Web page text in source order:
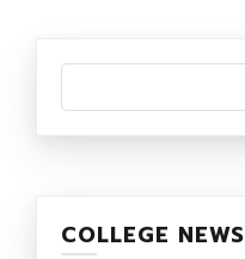
COLLEGE NEWS